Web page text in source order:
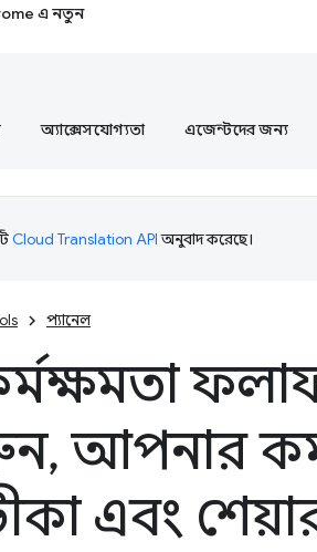
এ নতুন
অ্যাক্সেসযোগ্যতা এজেন্টদের জন্য
Cloud Translation APIঅনুবাদ করেছে।
প্যানেল
, আপনার
এবং